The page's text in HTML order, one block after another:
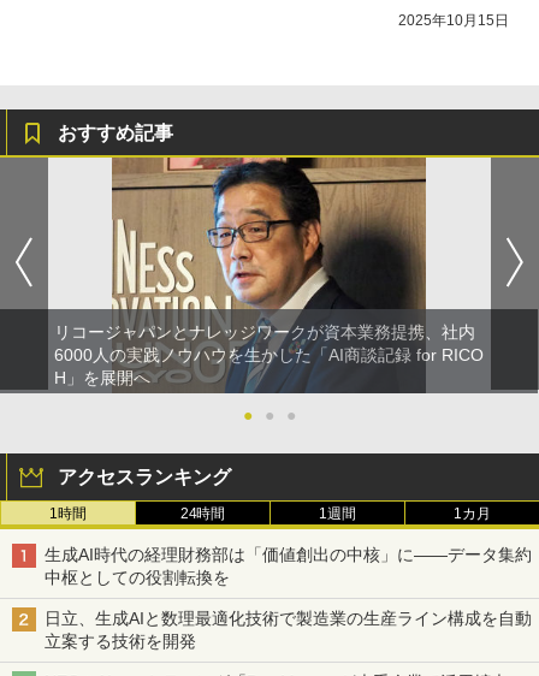
2025年10月15日
おすすめ記事
リコージャパンとナレッジワークが資本業務提携、社内
6000人の実践ノウハウを生かした「AI商談記録 for RICO
H」を展開へ
●
● ●
アクセスランキング
1時間 24時間 1週間 1カ月
生成AI時代の経理財務部は「価値創出の中核」に――データ集約
中枢としての役割転換を
日立、生成AIと数理最適化技術で製造業の生産ライン構成を自動
立案する技術を開発